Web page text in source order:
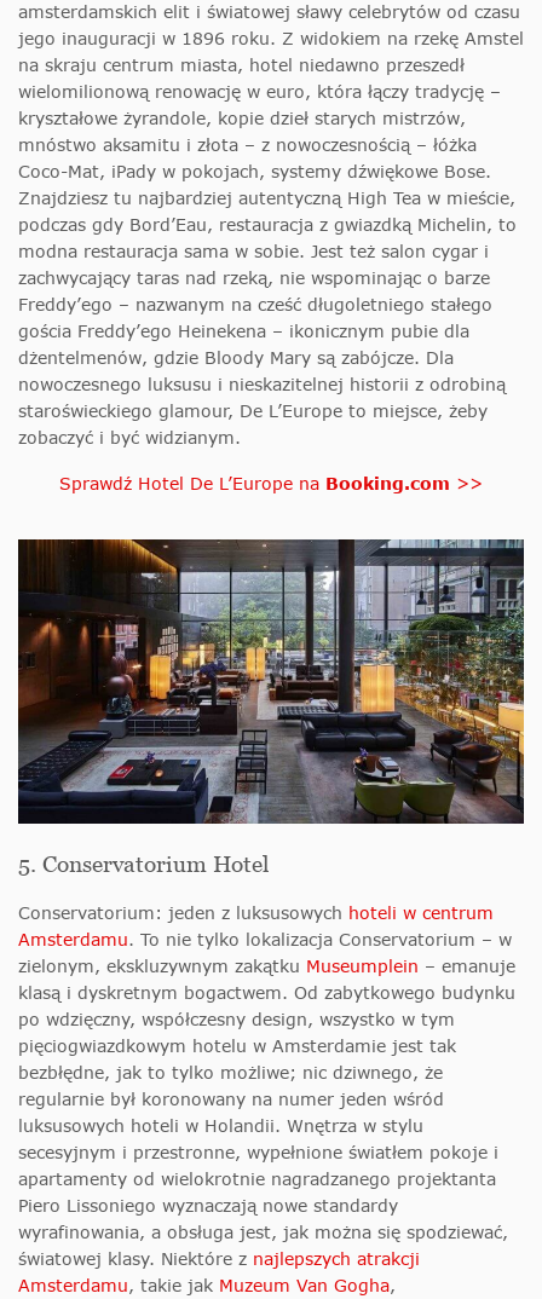
amsterdamskich elit i światowej sławy celebrytów od czasu
jego inauguracji w 1896 roku. Z widokiem na rzekę Amstel
na skraju centrum miasta, hotel niedawno przeszedł
wielomilionową renowację w euro, która łączy tradycję –
kryształowe żyrandole, kopie dzieł starych mistrzów,
mnóstwo aksamitu i złota – z nowoczesnością – łóżka
Coco-Mat, iPady w pokojach, systemy dźwiękowe Bose.
Znajdziesz tu najbardziej autentyczną High Tea w mieście,
podczas gdy Bord’Eau, restauracja z gwiazdką Michelin, to
modna restauracja sama w sobie. Jest też salon cygar i
zachwycający taras nad rzeką, nie wspominając o barze
Freddy’ego – nazwanym na cześć długoletniego stałego
gościa Freddy’ego Heinekena – ikonicznym pubie dla
dżentelmenów, gdzie Bloody Mary są zabójcze. Dla
nowoczesnego luksusu i nieskazitelnej historii z odrobiną
staroświeckiego glamour, De L’Europe to miejsce, żeby
zobaczyć i być widzianym.
Sprawdź Hotel De L’Europe na Booking.com >>
5. Conservatorium Hotel
Conservatorium: jeden z luksusowych hoteli w centrum
Amsterdamu. To nie tylko lokalizacja Conservatorium – w
zielonym, ekskluzywnym zakątku Museumplein – emanuje
klasą i dyskretnym bogactwem. Od zabytkowego budynku
po wdzięczny, współczesny design, wszystko w tym
pięciogwiazdkowym hotelu w Amsterdamie jest tak
bezbłędne, jak to tylko możliwe; nic dziwnego, że
regularnie był koronowany na numer jeden wśród
luksusowych hoteli w Holandii. Wnętrza w stylu
secesyjnym i przestronne, wypełnione światłem pokoje i
apartamenty od wielokrotnie nagradzanego projektanta
Piero Lissoniego wyznaczają nowe standardy
wyrafinowania, a obsługa jest, jak można się spodziewać,
światowej klasy. Niektóre z najlepszych atrakcji
Amsterdamu, takie jak Muzeum Van Gogha,